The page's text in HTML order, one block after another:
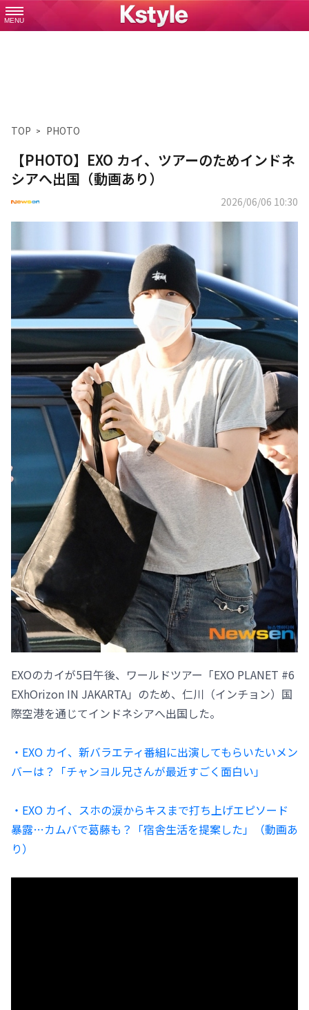
MENU
TOP PHOTO
【PHOTO】EXO カイ、ツアーのためインドネ
シアへ出国（動画あり）
2026/06/06 10:30
EXOのカイが5日午後、ワールドツアー「EXO PLANET #6
EXhOrizon IN JAKARTA」のため、仁川（インチョン）国
際空港を通じてインドネシアへ出国した。
・EXO カイ、新バラエティ番組に出演してもらいたいメン
バーは？「チャンヨル兄さんが最近すごく面白い」
・EXO カイ、スホの涙からキスまで打ち上げエピソード
暴露…カムバで葛藤も？「宿舎生活を提案した」（動画あ
り）